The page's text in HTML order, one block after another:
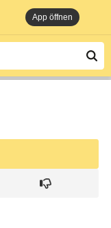
App öffnen